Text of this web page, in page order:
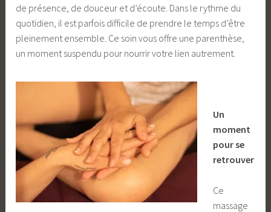
de présence, de douceur et d’écoute. Dans le rythme du
quotidien, il est parfois difficile de prendre le temps d’être
pleinement ensemble. Ce soin vous offre une parenthèse,
un moment suspendu pour nourrir votre lien autrement.
Un
moment
pour se
retrouver
Ce
massage